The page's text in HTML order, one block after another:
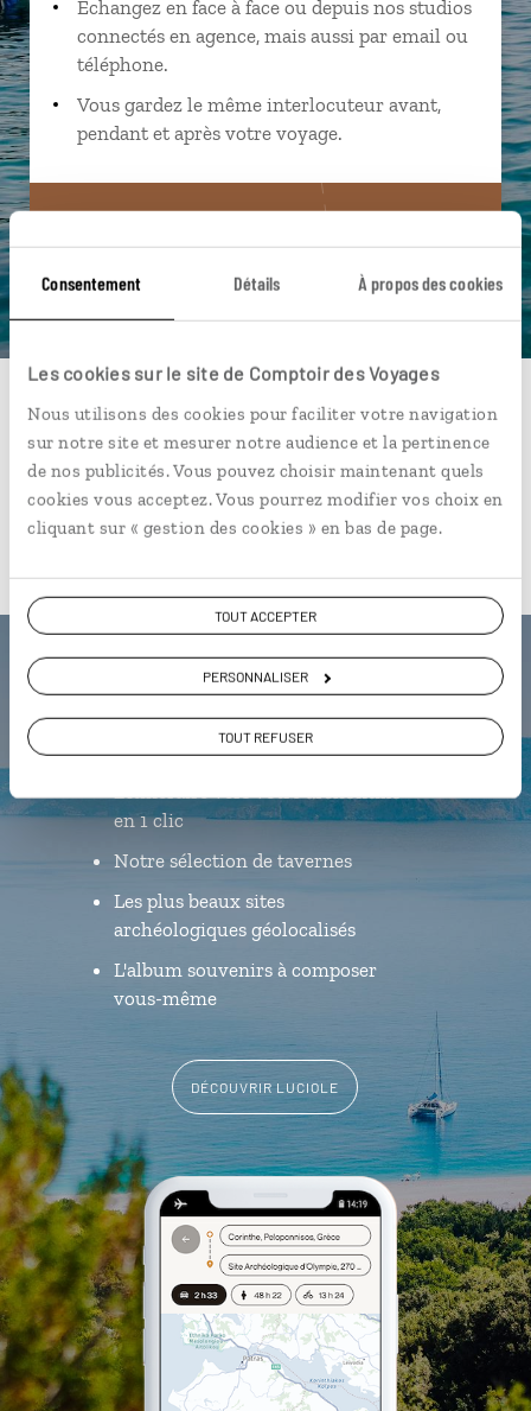
Consentement Détails À propos des cookies
Les cookies sur le site de Comptoir des Voyages
Nous utilisons des cookies pour faciliter votre navigation
sur notre site et mesurer notre audience et la pertinence
de nos publicités. Vous pouvez choisir maintenant quels
cookies vous acceptez. Vous pourrez modifier vos choix en
cliquant sur « gestion des cookies » en bas de page.
TOUT ACCEPTER
PERSONNALISER
TOUT REFUSER
Échangez en face à face ou depuis nos studios
connectés en agence, mais aussi par email ou
téléphone.
Vous gardez le même interlocuteur avant,
pendant et après votre voyage.
01 85 08 22 94
Du lundi au samedi de 09h30 à 18h30
Luciole,
l'appli qui vous guide en Grèce
en 1 clic
Notre sélection de tavernes
Les plus beaux sites
archéologiques géolocalisés
L'album souvenirs à composer
vous-même
DÉCOUVRIR LUCIOLE